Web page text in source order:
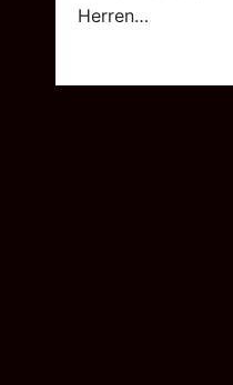
Herren…